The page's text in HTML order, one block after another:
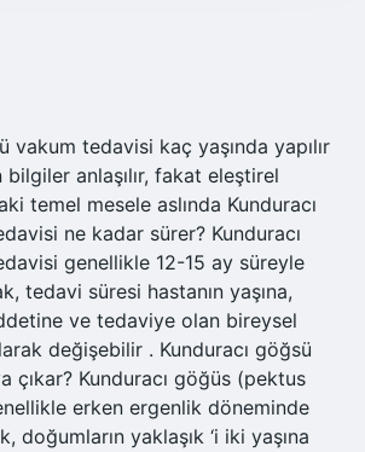
vakum tedavisi kaç yaşında yapılır
anlaşılır, fakat eleştirel
temel mesele aslında Kunduracı
ne kadar sürer? Kunduracı
genellikle 12-15 ay süreyle
tedavi süresi hastanın yaşına,
ve tedaviye olan bireysel
değişebilir . Kunduracı göğsü
çıkar? Kunduracı göğüs (pektus
erken ergenlik döneminde
doğumların yaklaşık ‘i iki yaşına